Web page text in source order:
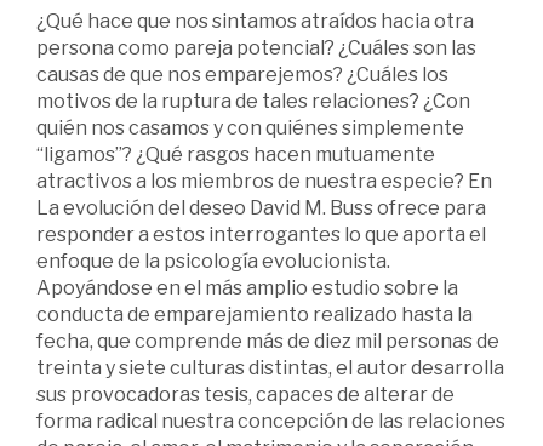
¿Qué hace que nos sintamos atraídos hacia otra
persona como pareja potencial? ¿Cuáles son las
causas de que nos emparejemos? ¿Cuáles los
motivos de la ruptura de tales relaciones? ¿Con
quién nos casamos y con quiénes simplemente
“ligamos”? ¿Qué rasgos hacen mutuamente
atractivos a los miembros de nuestra especie? En
La evolución del deseo David M. Buss ofrece para
responder a estos interrogantes lo que aporta el
enfoque de la psicología evolucionista.
Apoyándose en el más amplio estudio sobre la
conducta de emparejamiento realizado hasta la
fecha, que comprende más de diez mil personas de
treinta y siete culturas distintas, el autor desarrolla
sus provocadoras tesis, capaces de alterar de
forma radical nuestra concepción de las relaciones